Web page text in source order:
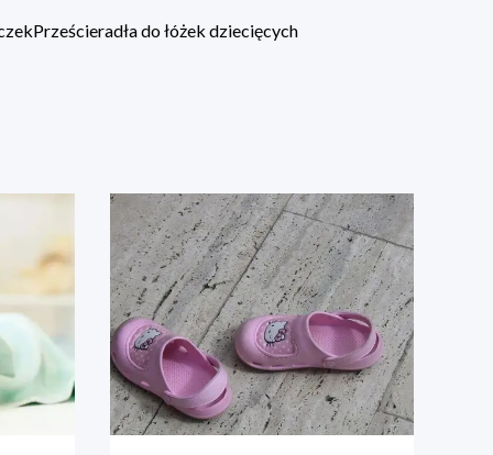
Prześcieradła do łóżek dziecięcych